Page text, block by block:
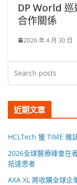
DP World
合作關係
2026 年 4 月 30 日
近期文章
HCLTech 獲 TIME 雜
2026全球醫療峰會在
抵達患者
AXA XL 將收購全球企